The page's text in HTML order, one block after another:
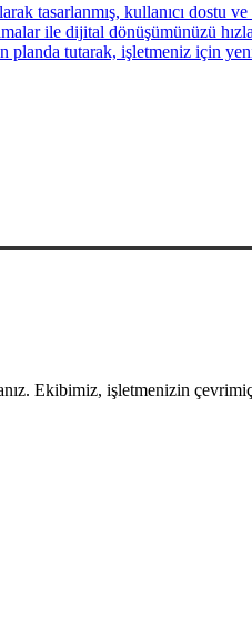
tasarlanmış, kullanıcı dostu
ile dijital dönüşümünüzü
planda tutarak, işletmeniz için
Ekibimiz, işletmenizin